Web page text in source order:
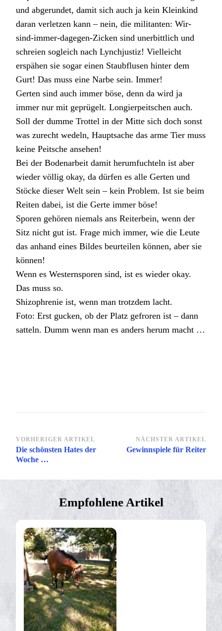
und abgerundet, damit sich auch ja kein Kleinkind
daran verletzen kann – nein, die militanten: Wir-
sind-immer-dagegen-Zicken sind unerbittlich und
schreien sogleich nach Lynchjustiz! Vielleicht
erspähen sie sogar einen Staubflusen hinter dem
Gurt! Das muss eine Narbe sein. Immer!
Gerten sind auch immer böse, denn da wird ja
immer nur mit geprügelt. Longierpeitschen auch.
Soll der dumme Trottel in der Mitte sich doch sonst
was zurecht wedeln, Hauptsache das arme Tier muss
keine Peitsche ansehen!
Bei der Bodenarbeit damit herumfuchteln ist aber
wieder völlig okay, da dürfen es alle Gerten und
Stöcke dieser Welt sein – kein Problem. Ist sie beim
Reiten dabei, ist die Gerte immer böse!
Sporen gehören niemals ans Reiterbein, wenn der
Sitz nicht gut ist. Frage mich immer, wie die Leute
das anhand eines Bildes beurteilen können, aber sie
können!
Wenn es Westernsporen sind, ist es wieder okay.
Das muss so.
Shizophrenie ist, wenn man trotzdem lacht.
Foto: Erst gucken, ob der Platz gefroren ist – dann
satteln. Dumm wenn man es anders herum macht …
Beitragsnavigation
VORHERIGER ARTIKEL
Die schönsten Hates der
Woche …
NÄCHSTER ARTIKEL
Gewinnspiele für Reiter
Empfohlene Artikel